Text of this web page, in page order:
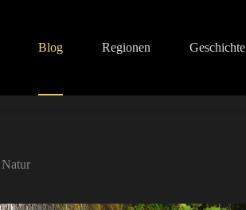
Blog Regionen Geschichte
Natur